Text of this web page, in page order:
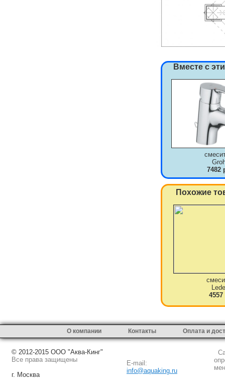
Вместе с
7482
Похожие
4557
О компании Контакты Оплата и
© 2012-2015 ООО "Аква-Кинг"
Все права защищены
г. Москва
E-mail:
info@aquaking.ru